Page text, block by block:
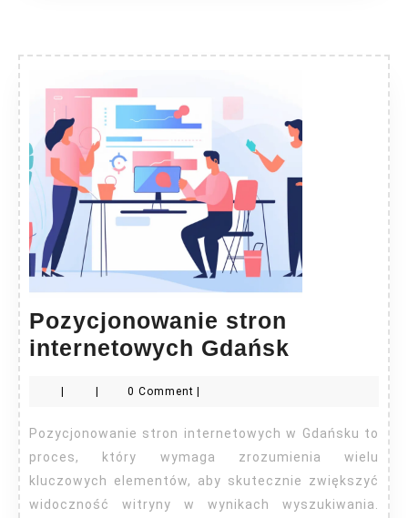
Pozycjonowanie stron
internetowych Gdańsk
Gdańsk
0 Comment
Pozycjonowanie stron internetowych w Gdańsku to
proces, który wymaga zrozumienia wielu
kluczowych elementów, aby skutecznie zwiększyć
widoczność witryny w wynikach wyszukiwania.